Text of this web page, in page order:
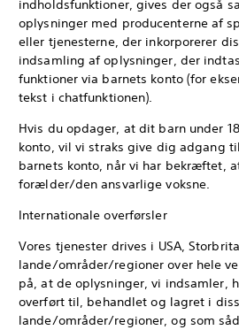
indholdsfunktioner, gives der også
oplysninger med producenterne af
eller tjenesterne, der inkorporerer
indsamling af oplysninger, der
funktioner via barnets konto (for
tekst i chatfunktionen).
Hvis du opdager, at dit barn under
konto, vil vi straks give dig adgang
barnets konto, når vi har bekræftet,
forælder/den ansvarlige voksne.
Internationale overførsler
Vores tjenester drives i USA,
lande/områder/regioner over hele
på, at de oplysninger, vi indsamler,
overført til, behandlet og lagret i
lande/områder/regioner, og som